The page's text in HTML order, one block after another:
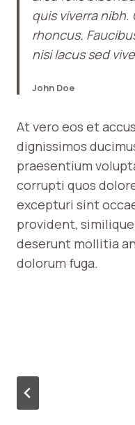
quis viverra
rhoncus.
nisi lacus sed
John Doe
At vero eos et
dignissimos
praesentium
corrupti quos
excepturi sint
provident,
deserunt mollitia
dolorum fuga.